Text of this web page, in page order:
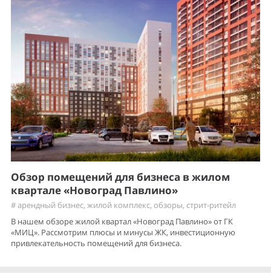
Обзор помещений для бизнеса в жилом
квартале «Новоград Павлино»
#арендный бизнес, жилой комплекс, обзоры, стрит-ритейл
В нашем обзоре жилой квартал «Новоград Павлино» от ГК
«МИЦ». Рассмотрим плюсы и минусы ЖК, инвестиционную
привлекательность помещений для бизнеса.